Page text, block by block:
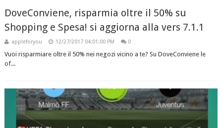
DoveConviene, risparmia oltre il 50% su
Shopping e Spesa! si aggiorna alla vers 7.1.1
appleforyou 12/27/2017 04:01:00 PM 0
Vuoi risparmiare oltre il 50% nei negozi vicino a te? Su DoveConviene le
of...